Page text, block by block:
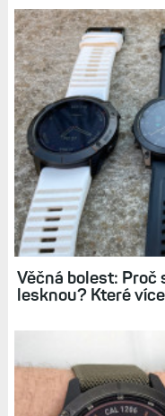
Související